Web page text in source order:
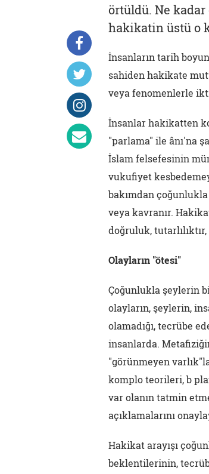
örtüldü. Ne
hakikatin üstü o
İnsanların tarih
sahiden hakikate
veya fenomenlerle
İnsanlar hakikatten
"parlama" ile ânı'na
İslam felsefesinin
vukufiyet
bakımdan
veya kavranır.
doğruluk,
Olayların "ötesi"
Çoğunlukla şeylerin
olayların, şeylerin,
olamadığı, tecrübe
insanlarda.
"görünmeyen
komplo teorileri, b
var olanın tatmin
açıklamalarını
Hakikat arayışı
beklentilerinin,